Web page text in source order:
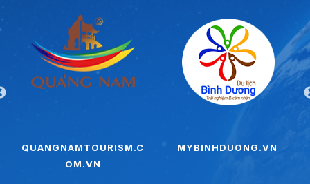
QUANGNAMTOURISM.C
OM.VN
MYBINHDUONG.VN